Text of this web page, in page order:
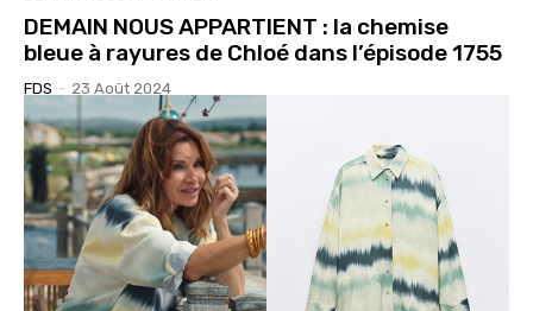
DEMAIN NOUS APPARTIENT : la chemise
bleue à rayures de Chloé dans l’épisode 1755
FDS - 23 Août 2024